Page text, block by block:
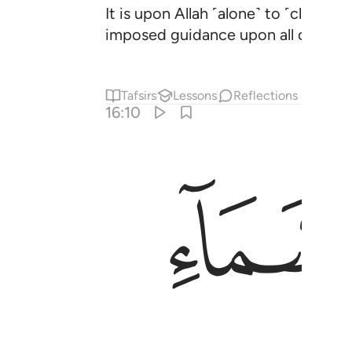
It is upon Allah ˹alone˺ to
imposed guidance upon all of you.
Tafsirs Lessons Reflections
16:10
ﱬ